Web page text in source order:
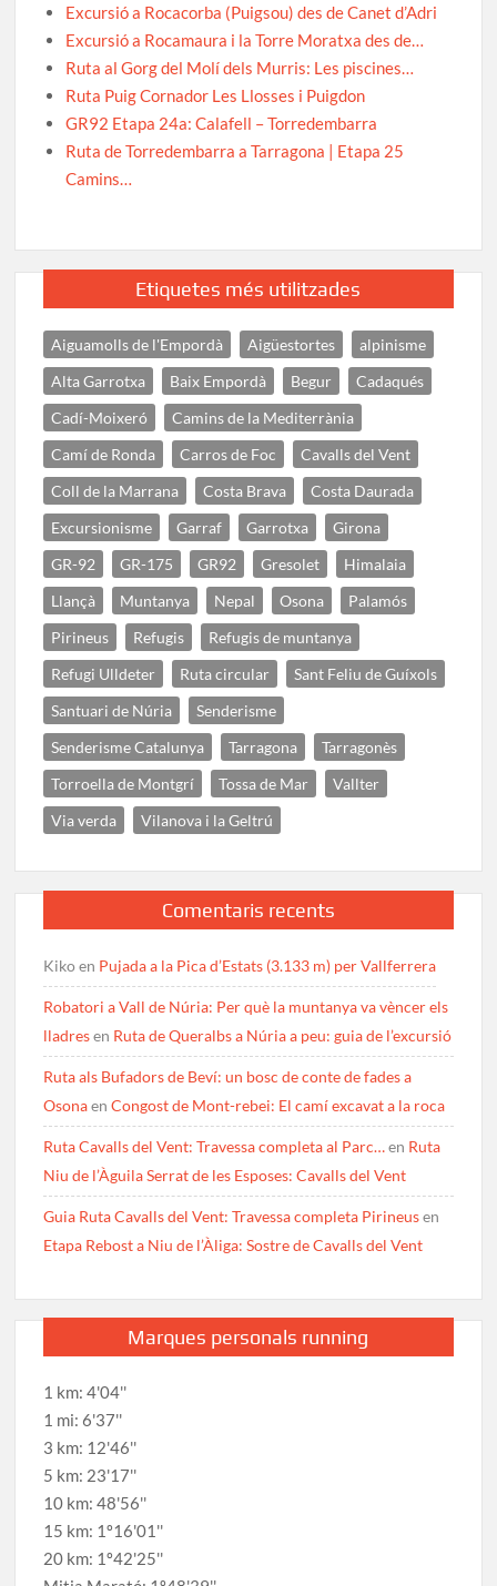
Excursió a Rocacorba (Puigsou) des de Canet d’Adri
Excursió a Rocamaura i la Torre Moratxa des de…
Ruta al Gorg del Molí dels Murris: Les piscines…
Ruta Puig Cornador Les Llosses i Puigdon
GR92 Etapa 24a: Calafell – Torredembarra
Ruta de Torredembarra a Tarragona | Etapa 25
Camins…
Etiquetes més utilitzades
Aiguamolls de l'Empordà Aigüestortes
alpinisme
Alta Garrotxa
Baix Empordà Begur
Cadaqués
Cadí-Moixeró
Camins de la Mediterrània
Camí de Ronda
Carros de Foc
Cavalls del Vent
Coll de la Marrana
Costa Brava
Costa Daurada
Excursionisme
Garraf Garrotxa
Girona
GR-92
GR-175 GR92 Gresolet
Himalaia
Llançà
Muntanya Nepal Osona
Palamós
Pirineus
Refugis
Refugis de muntanya
Refugi Ulldeter
Ruta circular
Sant Feliu de Guíxols
Santuari de Núria
Senderisme
Senderisme Catalunya
Tarragona
Tarragonès
Torroella de Montgrí
Tossa de Mar
Vallter
Via verda
Vilanova i la Geltrú
Comentaris recents
Kikoen Pujada a la Pica d’Estats (3.133 m) per Vallferrera
Robatori a Vall de Núria: Per què la muntanya va vèncer els
lladresen Ruta de Queralbs a Núria a peu: guia de l’excursió
Ruta als Bufadors de Beví: un bosc de conte de fades a
OsonaenCongost de Mont-rebei: El camí excavat a la roca
Ruta Cavalls del Vent: Travessa completa al Parc…en Ruta
Niu de l’Àguila Serrat de les Esposes: Cavalls del Vent
Guia Ruta Cavalls del Vent: Travessa completa Pirineusen
Etapa Rebost a Niu de l’Àliga: Sostre de Cavalls del Vent
Marques personals running
1 km: 4'04''
1 mi: 6'37''
3 km: 12'46''
5 km: 23'17''
10 km: 48'56''
15 km: 1º16'01''
20 km: 1º42'25''